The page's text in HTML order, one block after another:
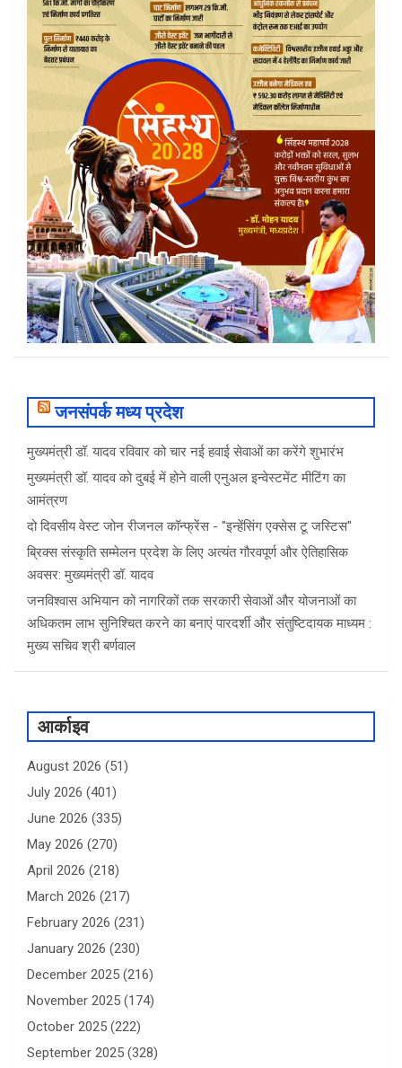
जनसंपर्क मध्य प्रदेश
मुख्यमंत्री डॉ. यादव रविवार को चार नई हवाई सेवाओं का करेंगे शुभारंभ
मुख्यमंत्री डॉ. यादव को दुबई में होने वाली एनुअल इन्वेस्टमेंट मीटिंग का
आमंत्रण
दो दिवसीय वेस्ट जोन रीजनल कॉन्फ्रेंस - "इन्हेंसिंग एक्सेस टू जस्टिस"
ब्रिक्स संस्कृति सम्मेलन प्रदेश के लिए अत्यंत गौरवपूर्ण और ऐतिहासिक
अवसर: मुख्यमंत्री डॉ. यादव
जनविश्वास अभियान को नागरिकों तक सरकारी सेवाओं और योजनाओं का
अधिकतम लाभ सुनिश्चित करने का बनाएं पारदर्शी और संतुष्टिदायक माध्यम :
मुख्य सचिव श्री बर्णवाल
आर्काइव
August 2026 (51)
July 2026 (401)
June 2026 (335)
May 2026 (270)
April 2026 (218)
March 2026 (217)
February 2026 (231)
January 2026 (230)
December 2025 (216)
November 2025 (174)
October 2025 (222)
September 2025 (328)